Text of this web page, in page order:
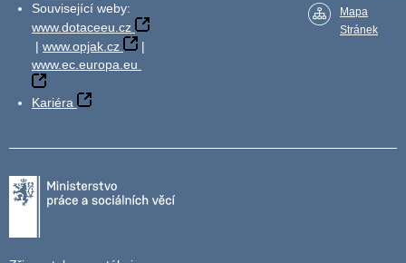
Související weby:
www.dotaceeu.cz
| www.opjak.cz
|
www.ec.europa.eu
Kariéra
Mapa
Stránek